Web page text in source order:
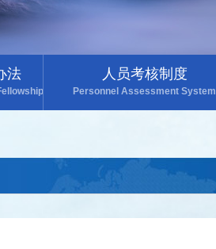
法 人员考核制度
Personnel Assessment System